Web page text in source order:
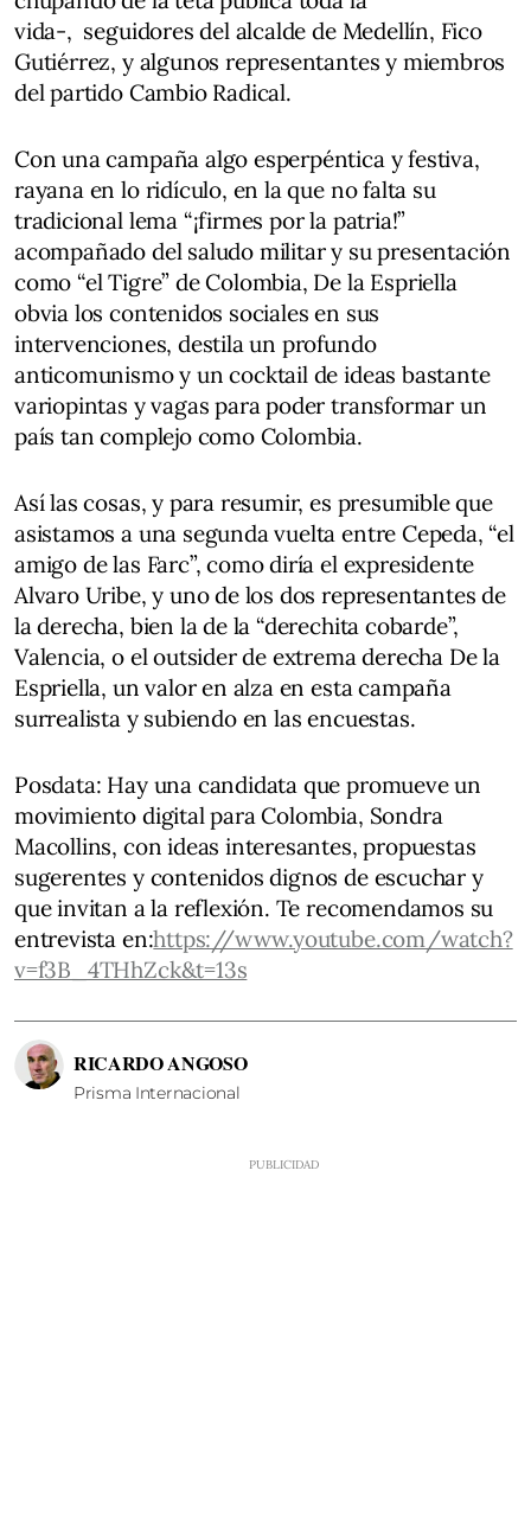
vida-, seguidores del alcalde de Medellín, Fico
Gutiérrez, y algunos representantes y miembros
del partido Cambio Radical.
Con una campaña algo esperpéntica y festiva,
rayana en lo ridículo, en la que no falta su
tradicional lema “¡firmes por la patria!”
acompañado del saludo militar y su presentación
como “el Tigre” de Colombia, De la Espriella
obvia los contenidos sociales en sus
intervenciones, destila un profundo
anticomunismo y un cocktail de ideas bastante
variopintas y vagas para poder transformar un
país tan complejo como Colombia.
Así las cosas, y para resumir, es presumible que
asistamos a una segunda vuelta entre Cepeda, “el
amigo de las Farc”, como diría el expresidente
Alvaro Uribe, y uno de los dos representantes de
la derecha, bien la de la “derechita cobarde”,
Valencia, o el outsider de extrema derecha De la
Espriella, un valor en alza en esta campaña
surrealista y subiendo en las encuestas.
Posdata: Hay una candidata que promueve un
movimiento digital para Colombia, Sondra
Macollins, con ideas interesantes, propuestas
sugerentes y contenidos dignos de escuchar y
que invitan a la reflexión. Te recomendamos su
entrevista en:https://www.youtube.com/watch?
v=f3B_4THhZck&t=13s
RICARDO ANGOSO
Prisma Internacional